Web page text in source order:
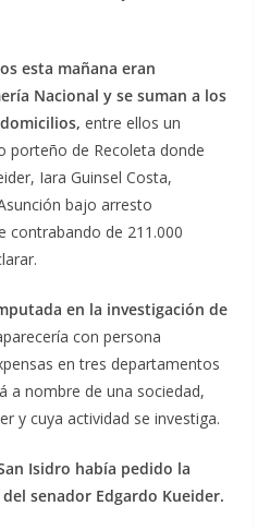
esta mañana eran
Nacional y se suman a los
entre ellos un
porteño de Recoleta donde
Iara Guinsel Costa,
bajo arresto
contrabando de 211.000
en la investigación de
con persona
en tres departamentos
a nombre de una sociedad,
y cuya actividad se investiga.
Isidro había pedido la
senador Edgardo Kueider.